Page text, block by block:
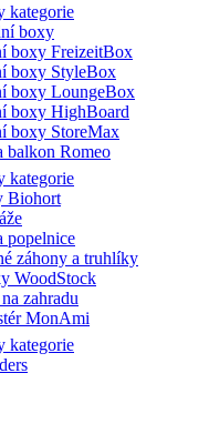
kategorie
boxy
boxy FreizeitBox
boxy StyleBox
boxy LoungeBox
boxy HighBoard
boxy StoreMax
balkon Romeo
kategorie
Biohort
popelnice
záhony a truhlíky
WoodStock
zahradu
MonAmi
kategorie